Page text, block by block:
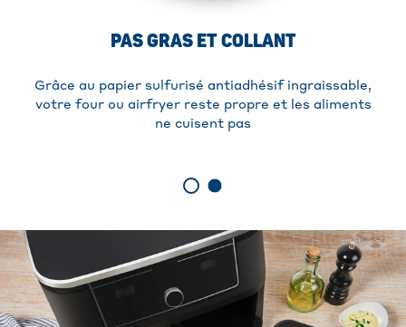
PAS GRAS ET COLLANT
Grâce au papier sulfurisé antiadhésif ingraissable,
votre four ou airfryer reste propre et les aliments
ne cuisent pas